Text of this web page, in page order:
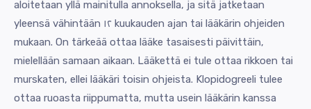
aloitetaan yllä mainitulla annoksella, ja sitä jatketaan
yleensä vähintään ۱۲ kuukauden ajan tai lääkärin ohjeiden
mukaan. On tärkeää ottaa lääke tasaisesti päivittäin,
mielellään samaan aikaan. Lääkettä ei tule ottaa rikkoen tai
murskaten, ellei lääkäri toisin ohjeista. Klopidogreeli tulee
ottaa ruoasta riippumatta, mutta usein lääkärin kanssa